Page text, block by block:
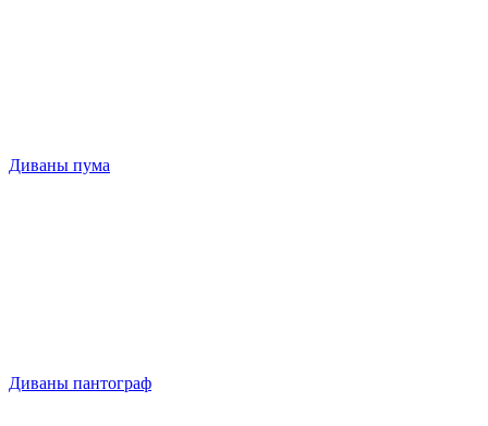
Диваны пума
Диваны пантограф